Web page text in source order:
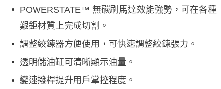
POWERSTATE™ 無碳刷馬達效能強勢，可在各種
艱鉅材質上完成切割。
調整絞鍊器方便使用，可快速調整絞鍊張力。
透明儲油缸可清晰顯示油量。
變速撥桿提升用戶掌控程度。